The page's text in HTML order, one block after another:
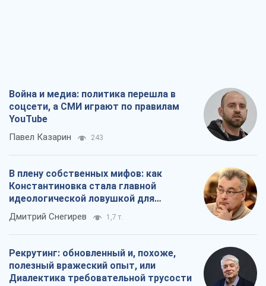
Война и медиа: политика перешла в
соцсети, а СМИ играют по правилам
YouTube
Павел Казарин 243
В плену собственных мифов: как
Константиновка стала главной
идеологической ловушкой для
российских оккупантов
Дмитрий Снегирев 1,7 т.
Рекрутинг: обновленный и, похоже,
полезный вражеский опыт, или
Диалектика требовательной трусости